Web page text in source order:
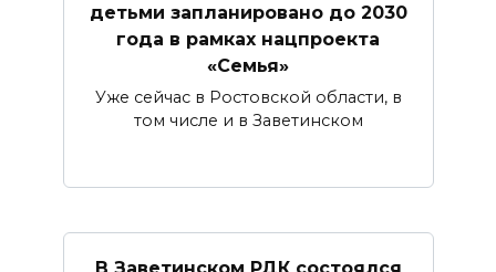
детьми запланировано до 2030
года в рамках нацпроекта
«Семья»
Уже сейчас в Ростовской области, в
том числе и в Заветинском
В Заветинском РДК состоялся